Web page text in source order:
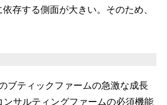
存する側面が大きい。そのため、
ブティックファームの急激な成長
サルティングファームの必須機能